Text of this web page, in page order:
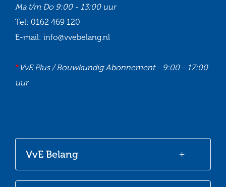
VvE Belang
Ma t/m Do 9:00 - 13:00 uur
Tel: 0162 469 120
E-mail: info@vvebelang.nl
*VvE Plus / Bouwkundig Abonnement- 9:00 - 17:00
uur